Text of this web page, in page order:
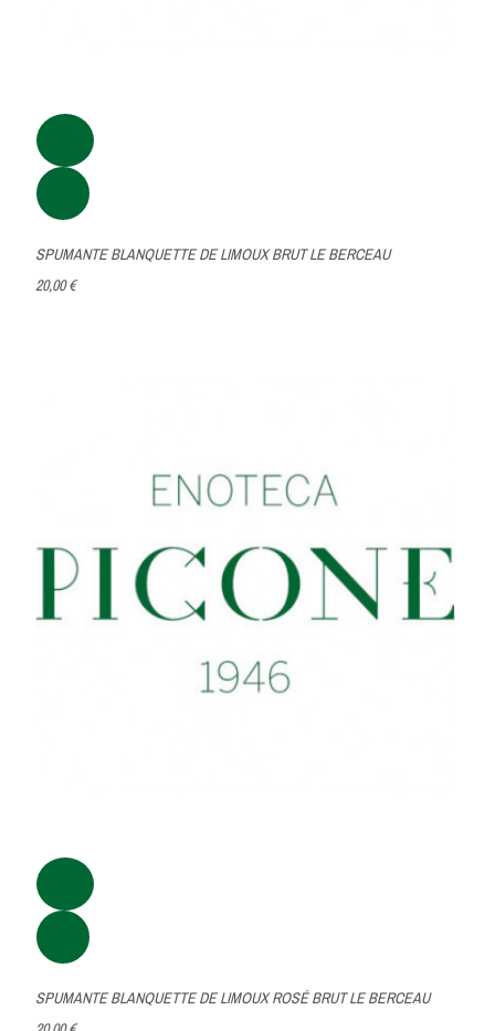
SPUMANTE BLANQUETTE DE LIMOUX BRUT LE BERCEAU
20,00 €
SPUMANTE BLANQUETTE DE LIMOUX ROSÉ BRUT LE BERCEAU